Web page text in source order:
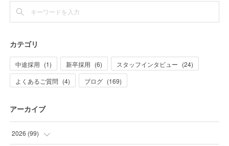
カテゴリ
中途採用 (1) 新卒採用 (6) スタッフインタビュー (24)
よくあるご質問 (4) ブログ (169)
アーカイブ
2026 (99)